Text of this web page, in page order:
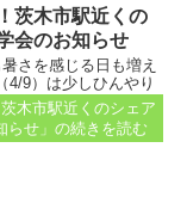
茨木市駅近くの
会のお知らせ
さを感じる日も増え
4/9）は少しひんやり
ぱり、外に出るのが
、貸農園の体験・見
木市駅近くのシェア
らせ」の続きを読む